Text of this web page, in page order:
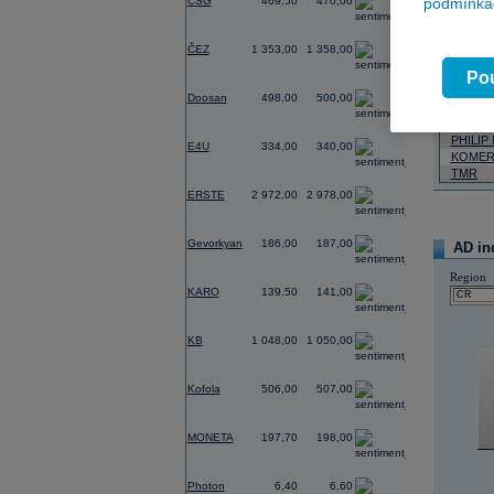
ČEZ 1 353,00 1 358,00
Doosan 498,00 500,00
E4U 334,00 340,00
0,00
ERSTE 2 972,00 2 978,00
Gevorkyan 186,00 187,00
KARO 139,50 141,00
KB 1 048,00 1 050,00
Kofola 506,00 507,00
MONETA 197,70 198,00
Photon 6,40 6,60
Název
PHILIP
TMR
AD
Region